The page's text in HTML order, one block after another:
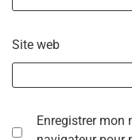
Site web
Enregistrer mon